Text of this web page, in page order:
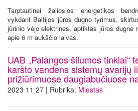
Tarptautinei žaliosios energetikos
vykdant Baltijos jūros dugno tyrimus,
jūrinio vėjo elektrines, aptiktas jūros dugne
apie 6 m aukščio laivas.
UAB „Palangos šilumos tinklai“
karšto vandens sistemų avarijų
prižiūrimuose daugiabučiuose
2023 11 27 | Rubrika: Miestas